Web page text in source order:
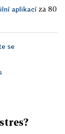
aplikací za 80
se